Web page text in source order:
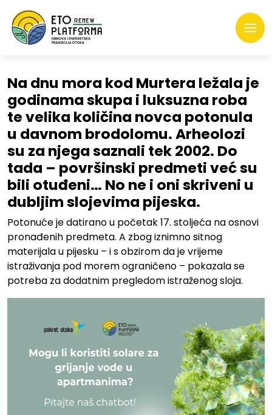
Na dnu mora kod Murtera ležala je
godinama skupa i luksuzna roba
te velika količina novca potonula
u davnom brodolomu. Arheolozi
su za njega saznali tek 2002. Do
tada – površinski predmeti već su
bili otuđeni… No ne i oni skriveni u
dubljim slojevima pijeska.
Potonuće je datirano u početak 17. stoljeća na osnovi
pronađenih predmeta. A zbog iznimno sitnog
materijala u pijesku – i s obzirom da je vrijeme
istraživanja pod morem ograničeno – pokazala se
potreba za dodatnim pregledom istraženog sloja.